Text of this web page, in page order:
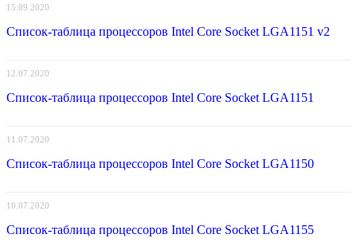
15.09.2020
Список-таблица процессоров Intel Core Socket LGA1151 v2
12.07.2020
Список-таблица процессоров Intel Core Socket LGA1151
11.07.2020
Список-таблица процессоров Intel Core Socket LGA1150
10.07.2020
Список-таблица процессоров Intel Core Socket LGA1155